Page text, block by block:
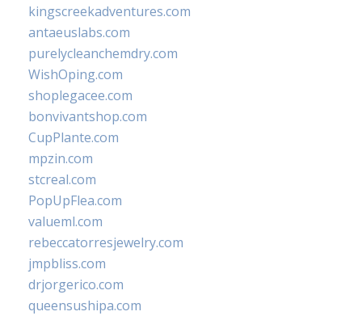
kingscreekadventures.com
antaeuslabs.com
purelycleanchemdry.com
WishOping.com
shoplegacee.com
bonvivantshop.com
CupPlante.com
mpzin.com
stcreal.com
PopUpFlea.com
valueml.com
rebeccatorresjewelry.com
jmpbliss.com
drjorgerico.com
queensushipa.com